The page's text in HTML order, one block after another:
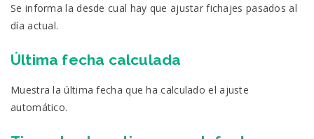
Se informa la desde cual hay que ajustar fichajes pasados al
día actual.
Última fecha calculada
Muestra la última fecha que ha calculado el ajuste
automático.